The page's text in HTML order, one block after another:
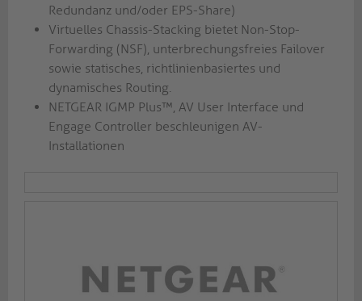
Redundanz und/oder EPS-Share)
Virtuelles Chassis-Stacking bietet Non-Stop-
Forwarding (NSF), unterbrechungsfreies Failover
sowie statisches, richtlinienbasiertes und
dynamisches Routing.
NETGEAR IGMP Plus™, AV User Interface und
Engage Controller beschleunigen AV-
Installationen